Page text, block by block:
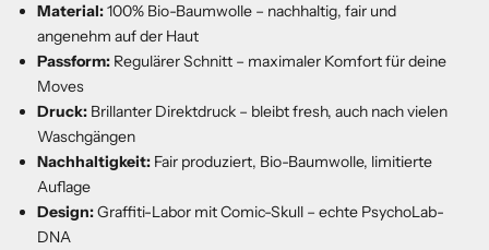
Material:100% Bio-Baumwolle – nachhaltig, fair und
angenehm auf der Haut
Passform: Regulärer Schnitt – maximaler Komfort für deine
Moves
Druck: Brillanter Direktdruck – bleibt fresh, auch nach vielen
Waschgängen
Nachhaltigkeit: Fair produziert, Bio-Baumwolle, limitierte
Auflage
Design:Graffiti-Labor mit Comic-Skull – echte PsychoLab-
DNA